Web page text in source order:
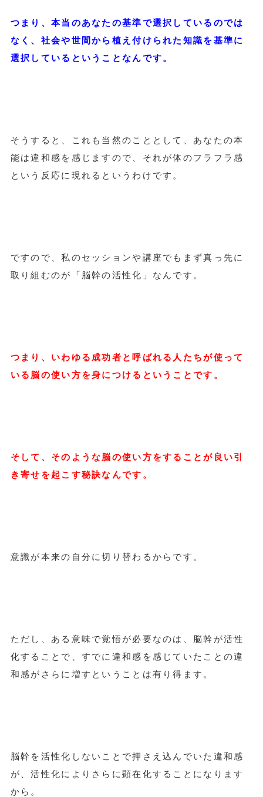
つまり、本当のあなたの基準で選択しているのでは
なく、社会や世間から植え付けられた知識を基準に
選択しているということなんです。
そうすると、これも当然のこととして、あなたの本
能は違和感を感じますので、それが体のフラフラ感
という反応に現れるというわけです。
ですので、私のセッションや講座でもまず真っ先に
取り組むのが「脳幹の活性化」なんです。
つまり、いわゆる成功者と呼ばれる人たちが使って
いる脳の使い方を身につけるということです。
そして、そのような脳の使い方をすることが良い引
き寄せを起こす秘訣なんです。
意識が本来の自分に切り替わるからです。
ただし、ある意味で覚悟が必要なのは、脳幹が活性
化することで、すでに違和感を感じていたことの違
和感がさらに増すということは有り得ます。
脳幹を活性化しないことで押さえ込んでいた違和感
が、活性化によりさらに顕在化することになります
から。